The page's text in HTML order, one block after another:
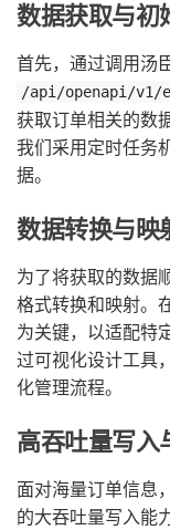
数据获取与初
首先，通过调用汤
/api/openapi/v1/
获取订单相关的数
我们采用定时任务
据。
数据转换与映
为了将获取的数据
格式转换和映射。
为关键，以适配特
过可视化设计工具
化管理流程。
高吞吐量写入
面对海量订单信息
的大吞吐量写入能